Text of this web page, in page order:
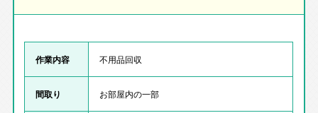
作業内容 不用品回収
間取り お部屋内の一部